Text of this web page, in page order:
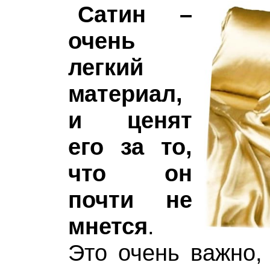
Сатин –
очень
легкий
материал,
и ценят
его за то,
что он
почти не
мнется.
Это очень важно,